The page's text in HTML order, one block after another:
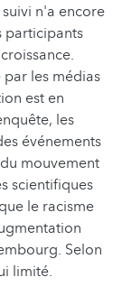
n'a encore
participants
les médias
est en
les
événements
mouvement
scientifiques
le racisme
Selon
limité.